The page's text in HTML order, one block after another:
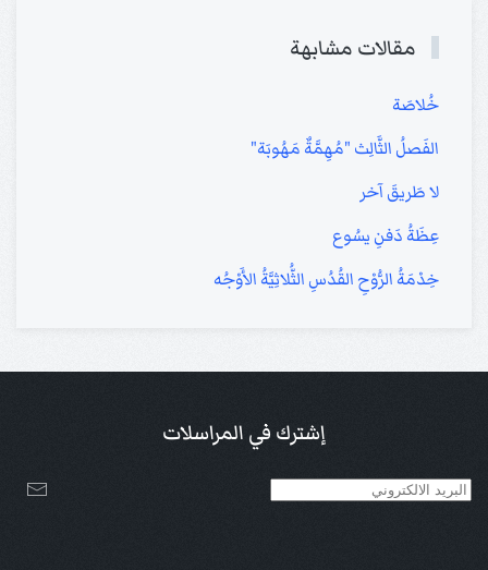
مقالات مشابهة
خُلاصَة
الفَصلُ الثَّالِث "مُهِمَّةٌ مَهُوبَة"
لا طَريقَ آخر
عِظَةُ دَفنِ يسُوع
خِدْمَةُ الرُّوْحِ القُدُسِ الثُّلاثِيَّةُ الأَوْجُه
إشترك في المراسلات